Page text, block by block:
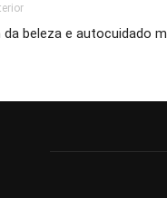
da beleza e autocuidado